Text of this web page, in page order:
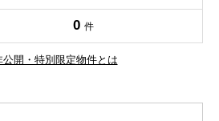
0 件
公開・特別限定物件とは